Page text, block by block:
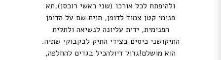
ולהיפתח לכל אורכו (שני ראשי רוכסן),תא
פנימי קטן צמוד לדופן, תוית שם על הדופן
הפנימית, ידית עליונה לנשיאה ולתלית
התיקושני כיסים בצידי התיק לבקבוקי שתיה.
הוא מושלם!גדול דיולהכיל בגדים להחלפה,